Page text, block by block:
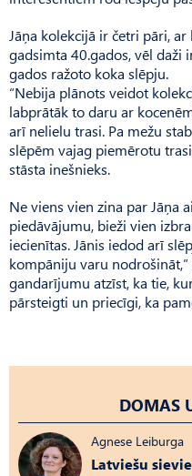
Jāņa kolekcijā ir četri pāri,
gadsimta 40.gados, vēl daži
gados ražoto koka slēpju.
“Nebija plānots veidot
labprātāk to daru ar
arī nelielu trasi. Pa mežu
slēpēm vajag piemērotu
stāsta inešnieks.
Ne viens vien zina par Jāņa
piedāvājumu, bieži vien
iecienītas. Jānis iedod arī
kompāniju varu
gandarījumu atzīst, ka tie,
pārsteigti un priecīgi, ka
DOMAS
Agnese Leiburga
Latviešu